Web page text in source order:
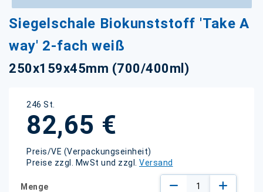
Siegelschale Biokunststoff 'Take A
way' 2-fach weiß
250x159x45mm (700/400ml)
246 St.
82,65 €
Preis/VE (Verpackungseinheit)
Preise zzgl. MwSt und zzgl. Versand
Menge
Zum
Anfang
Bildgalerie
springen